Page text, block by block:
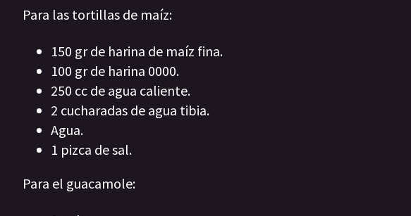
Para las tortillas de maíz:
150 gr de harina de maíz fina.
100 gr de harina 0000.
250 cc de agua caliente.
2 cucharadas de agua tibia.
Agua.
1 pizca de sal.
Para el guacamole: